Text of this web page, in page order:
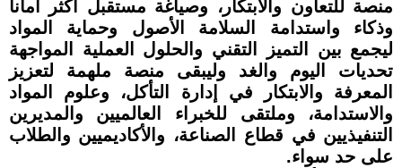
منصة للتعاون والابتكار، وصياغة مستقبل أكثر أماناً
وذكاء واستدامة السلامة الأصول وحماية المواد
ليجمع بين التميز التقني والحلول العملية المواجهة
تحديات اليوم والغد وليبقى منصة ملهمة لتعزيز
المعرفة والابتكار في إدارة التأكل، وعلوم المواد
والاستدامة، وملتقى للخبراء العالميين والمديرين
التنفيذيين في قطاع الصناعة، والأكاديميين والطلاب
على حد سواء.